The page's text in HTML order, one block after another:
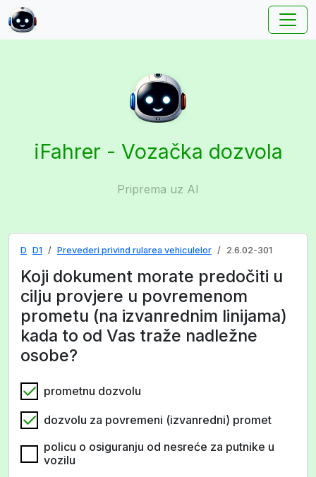
iFahrer - Vozačka dozvola
Priprema uz AI
D D1 Prevederi privind rularea vehiculelor 2.6.02-301
Koji dokument morate predočiti u
cilju provjere u povremenom
prometu (na izvanrednim linijama)
kada to od Vas traže nadležne
osobe?
prometnu dozvolu
dozvolu za povremeni (izvanredni) promet
policu o osiguranju od nesreće za putnike u
vozilu